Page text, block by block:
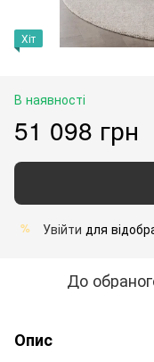
Хіт
В наявності
51 098 грн
% Увійти для
До
Опис